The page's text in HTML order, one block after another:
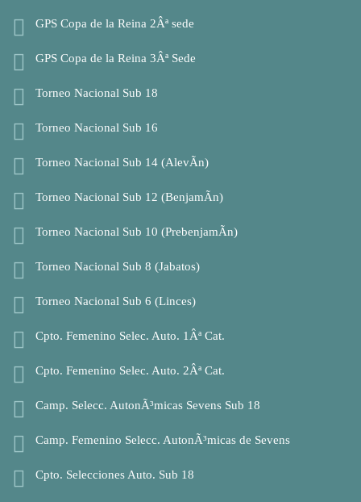
GPS Copa de la Reina 2Âª sede
GPS Copa de la Reina 3Âª Sede
Torneo Nacional Sub 18
Torneo Nacional Sub 16
Torneo Nacional Sub 14 (AlevÃ­n)
Torneo Nacional Sub 12 (BenjamÃ­n)
Torneo Nacional Sub 10 (PrebenjamÃ­n)
Torneo Nacional Sub 8 (Jabatos)
Torneo Nacional Sub 6 (Linces)
Cpto. Femenino Selec. Auto. 1Âª Cat.
Cpto. Femenino Selec. Auto. 2Âª Cat.
Camp. Selecc. AutonÃ³micas Sevens Sub 18
Camp. Femenino Selecc. AutonÃ³micas de Sevens
Cpto. Selecciones Auto. Sub 18